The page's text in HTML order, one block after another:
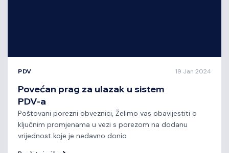
PDV 19 Jan 2024
Povećan prag za ulazak u sistem
PDV-a
Poštovani porezni obveznici, Želimo vas obavijestiti o
ključnim promjenama u vezi s porezom na dodanu
vrijednost koje je nedavno donio